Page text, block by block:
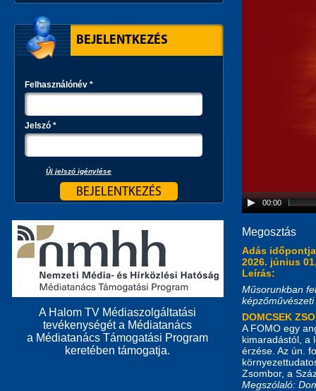
00:00
Megosztás
Adás
2026. június
Leírás:
Műsorunkban
DOMCSEK
A FOMO egy
kimaradástól, a
érzése. Az ún.
Zsombor, a
Megszólaló:
BEJELENTKEZÉS
Felhasználónév *
Jelszó *
Új jelszó igénylése
A Halom TV Médiaszolgáltatási
tevékenységét a Médiatanács
a Médiatanács Támogatási Program
keretében támogatja.